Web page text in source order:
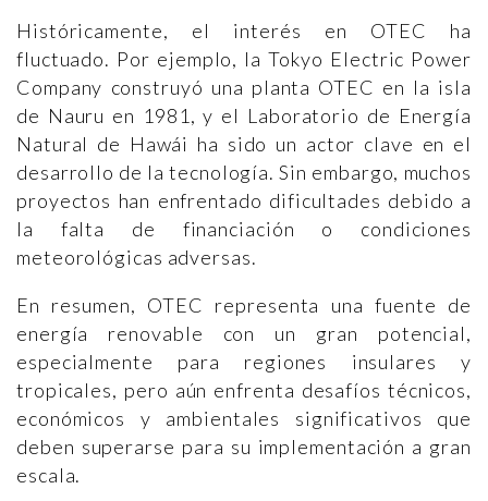
Históricamente, el interés en OTEC ha
fluctuado. Por ejemplo, la Tokyo Electric Power
Company construyó una planta OTEC en la isla
de Nauru en 1981, y el Laboratorio de Energía
Natural de Hawái ha sido un actor clave en el
desarrollo de la tecnología. Sin embargo, muchos
proyectos han enfrentado dificultades debido a
la falta de financiación o condiciones
meteorológicas adversas​​.
En resumen, OTEC representa una fuente de
energía renovable con un gran potencial,
especialmente para regiones insulares y
tropicales, pero aún enfrenta desafíos técnicos,
económicos y ambientales significativos que
deben superarse para su implementación a gran
escala.